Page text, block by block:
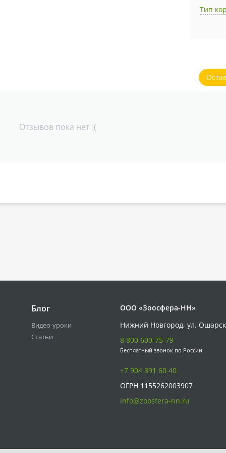
Тип
Отзывов пока нет :(
Блог
Видео-уроки
Статьи
ООО «Зоосфера-НН»
Нижний Новгород, ул.
8 800 600-75-79
Бесплатный звонок по России
+7 904 391 60 40
ОГРН 1155262003907
info@zoosfera-nn.ru